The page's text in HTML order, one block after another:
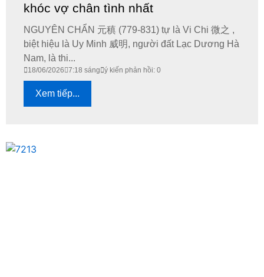
khóc vợ chân tình nhất
NGUYÊN CHẨN 元稹 (779-831) tự là Vi Chi 微之 ,
biệt hiệu là Uy Minh 威明, người đất Lạc Dương Hà
Nam, là thi...
18/06/2026 7:18 sáng ý kiến phản hồi: 0
Xem tiếp...